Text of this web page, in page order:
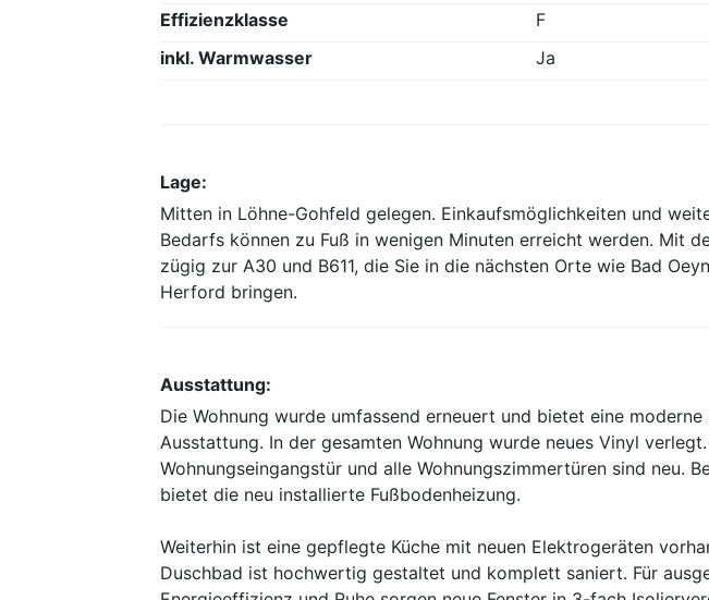
Effizienzklasse
F
inkl. Warmwasser
Ja
Lage:
Mitten in Löhne-Gohfeld gelegen. Einkaufsmöglichkeiten und
Bedarfs können zu Fuß in wenigen Minuten erreicht werden. Mit
zügig zur A30 und B611, die Sie in die nächsten Orte wie Bad
Herford bringen.
Ausstattung:
Die Wohnung wurde umfassend erneuert und bietet eine
Ausstattung. In der gesamten Wohnung wurde neues Vinyl
Wohnungseingangstür und alle Wohnungszimmertüren sind neu.
bietet die neu installierte Fußbodenheizung.
Weiterhin ist eine gepflegte Küche mit neuen Elektrogeräten
Duschbad ist hochwertig gestaltet und komplett saniert. Für